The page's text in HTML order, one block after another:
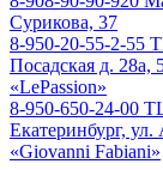
Сурикова, 37
8-950-20-55-2-55
Посадская д. 28а,
«LePassion»
8-950-650-24-00
Екатеринбург,
«Giovanni Fabiani»